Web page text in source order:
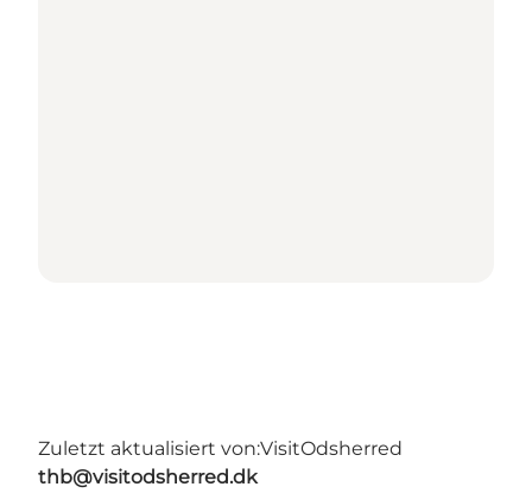
Zuletzt aktualisiert von:VisitOdsherred
thb@visitodsherred.dk